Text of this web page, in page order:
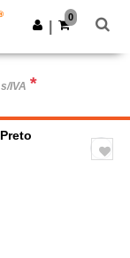
Obter app
0
s/IVA *